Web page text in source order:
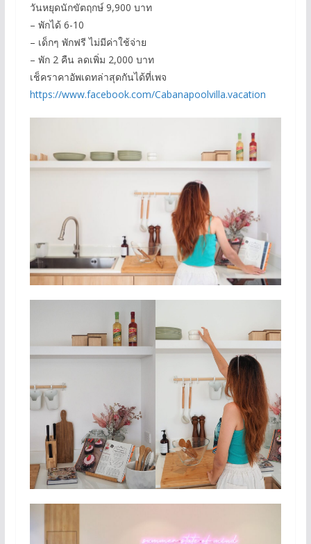
วันหยุดนักขัตฤกษ์ 9,900 บาท
– พักได้ 6-10
– เด็กๆ พักฟรี ไม่มีค่าใช้จ่าย
– พัก 2 คืน ลดเพิ่ม 2,000 บาท
เช็คราคาอัพเดทล่าสุดกันได้ที่เพจ
https://www.facebook.com/Cabanapoolvilla.vacation